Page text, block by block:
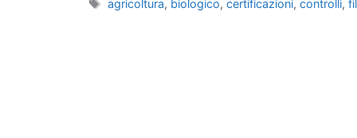
Tag
agricoltura, biologico,certificazioni,controlli,